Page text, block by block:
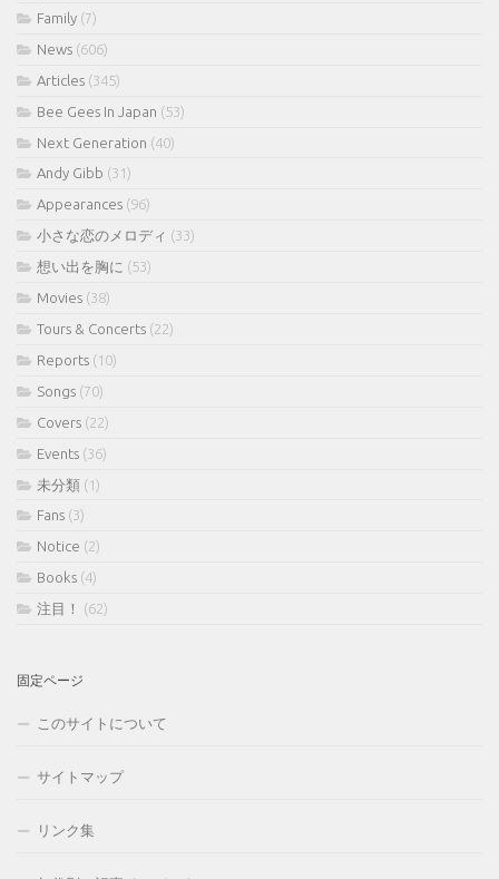
Family (7)
News (606)
Articles (345)
Bee Gees In Japan (53)
Next Generation (40)
Andy Gibb (31)
Appearances (96)
小さな恋のメロディ (33)
想い出を胸に (53)
Movies (38)
Tours & Concerts (22)
Reports (10)
Songs (70)
Covers (22)
Events (36)
未分類 (1)
Fans (3)
Notice (2)
Books (4)
注目！
(62)
固定ページ
このサイトについて
サイトマップ
リンク集